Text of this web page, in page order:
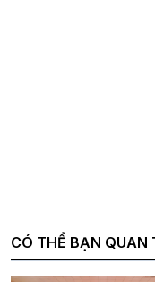
CÓ THỂ BẠN QUAN